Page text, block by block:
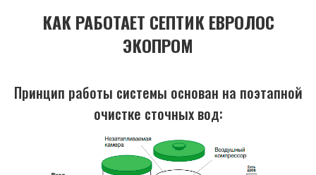
КАК РАБОТАЕТ СЕПТИК ЕВРОЛОС
ЭКОПРОМ
Принцип работы системы основан на поэтапной
очистке сточных вод: